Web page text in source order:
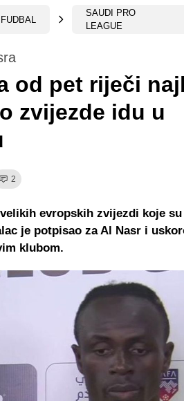
FUDBAL
SAUDI PRO
LEAGUE
od pet riječi
zvijezde idu u
2
evropskih zvijezdi koje
je potpisao za Al Nasr i
klubom.